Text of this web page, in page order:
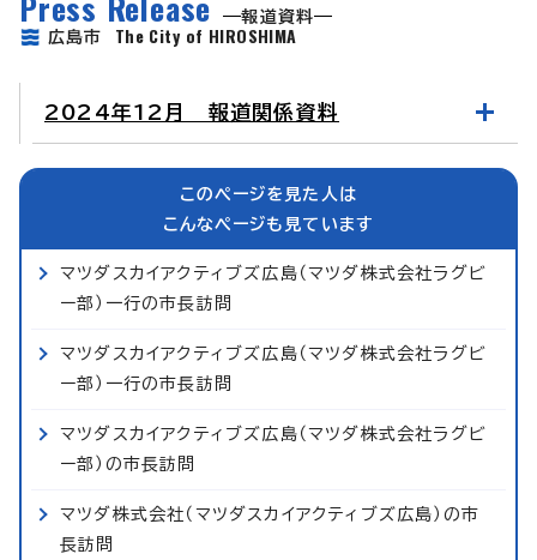
報道資料
広島市 The City of HIROSHIMA
2024年12月 報道関係資料
このページを見た人は
こんなページも見ています
マツダスカイアクティブズ広島（マツダ株式会社ラグビ
ー部）一行の市長訪問
マツダスカイアクティブズ広島（マツダ株式会社ラグビ
ー部）一行の市長訪問
マツダスカイアクティブズ広島（マツダ株式会社ラグビ
ー部）の市長訪問
マツダ株式会社（マツダスカイアクティブズ広島）の市
長訪問